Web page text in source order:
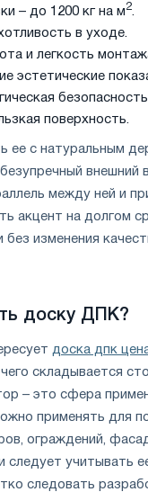
– до 1200 кг на м2
в уходе.
и легкость
эстетические
поверхность.
ее с натуральным
внешний
между ней и
акцент на долгом
без изменения
доску ДПК?
доска дпк
складывается
– это сфера
применять для
ограждений,
следует учитывать
следовать